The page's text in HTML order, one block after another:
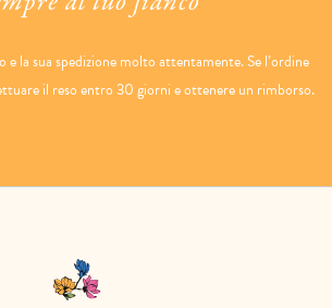
la sua spedizione molto attentamente. Se l’ordine
il reso entro 30 giorni e ottenere un rimborso.